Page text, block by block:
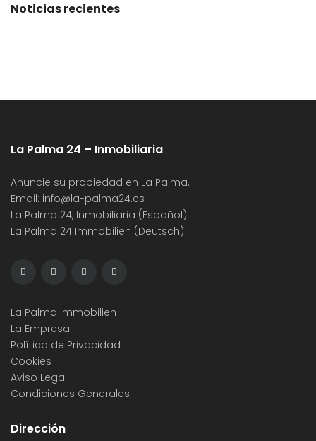
Noticias recientes
La Palma 24 – Inmobiliaria
Anuncie su propiedad en La Palma.
Email: info@la-palma24.es
La Palma 24, Inmobiliaria (Español)
La Palma 24 Immobilien (Deutsch)
La Palma Immobilien
La Empresa
Política de Privacidad
Cookies
Aviso Legal
Condiciones Generales
Dirección